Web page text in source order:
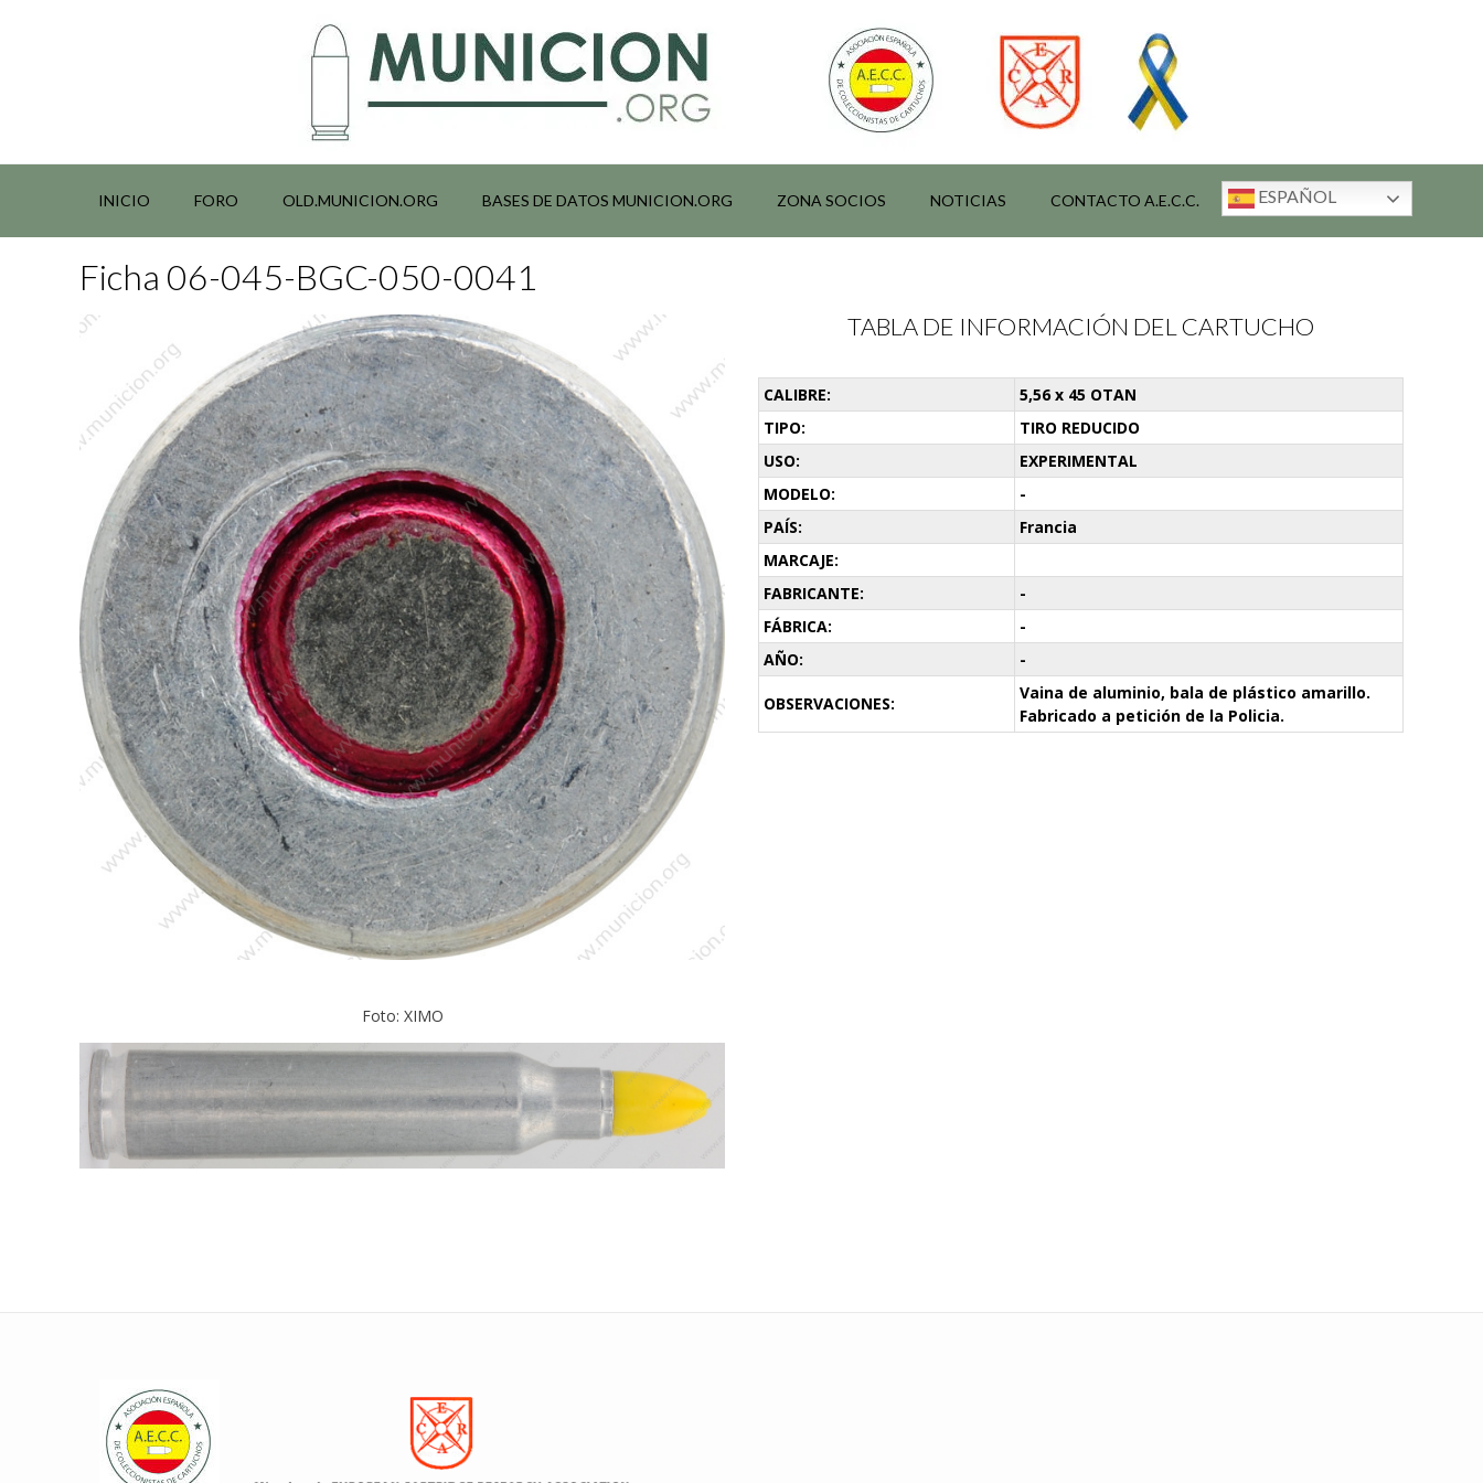
INICIO FORO OLD.MUNICION.ORG BASES DE DATOS MUNICION.ORG ZONA SOCIOS NOTICIAS CONTACTO A.E.C.C. ESPAÑOL
Ficha 06-045-BGC-050-0041
Foto: XIMO
TABLA DE INFORMACIÓN DEL CARTUCHO
CALIBRE:
5,56 x 45 OTAN
TIPO:
TIRO REDUCIDO
USO:
EXPERIMENTAL
MODELO:
-
PAÍS:
Francia
MARCAJE:
FABRICANTE:
-
FÁBRICA:
-
AÑO:
-
OBSERVACIONES:
Vaina de aluminio, bala de plástico amarillo.
Fabricado a petición de la Policia.